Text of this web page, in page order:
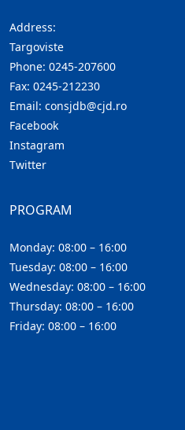
Address:
Targoviste
Phone: 0245-207600
Fax: 0245-212230
Email: consjdb@cjd.ro
Facebook
Instagram
Twitter
PROGRAM
Monday: 08:00 – 16:00
Tuesday: 08:00 – 16:00
Wednesday: 08:00 – 16:00
Thursday: 08:00 – 16:00
Friday: 08:00 – 16:00